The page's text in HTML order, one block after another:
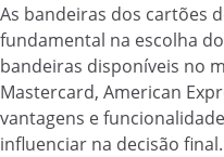
As bandeiras dos cartões
fundamental na escolha
bandeiras disponíveis no
Mastercard, American
vantagens e
influenciar na decisão final.